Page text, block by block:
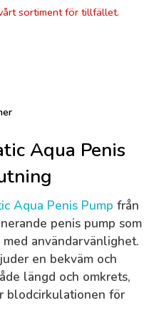
sortiment för tillfället.
Aqua Penis
Aqua Penis Pump från
penis pump som
användarvänlighet.
en bekväm och
längd och omkrets,
blodcirkulationen för